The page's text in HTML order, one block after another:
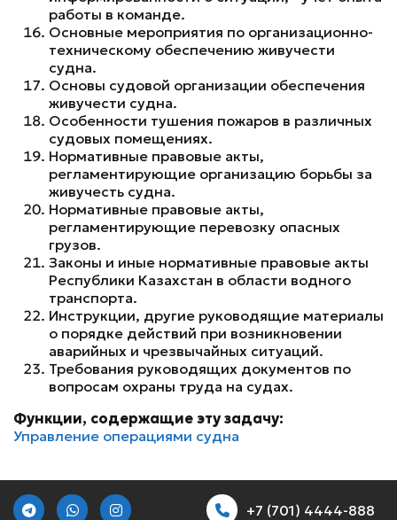
работы в команде.
Основные мероприятия по организационно-
техническому обеспечению живучести
судна.
Основы судовой организации обеспечения
живучести судна.
Особенности тушения пожаров в различных
судовых помещениях.
Нормативные правовые акты,
регламентирующие организацию борьбы за
живучесть судна.
Нормативные правовые акты,
регламентирующие перевозку опасных
грузов.
Законы и иные нормативные правовые акты
Республики Казахстан в области водного
транспорта.
Инструкции, другие руководящие материалы
о порядке действий при возникновении
аварийных и чрезвычайных ситуаций.
Требования руководящих документов по
вопросам охраны труда на судах.
Функции, содержащие эту задачу:
Управление операциями судна
+7 (701) 4444-888